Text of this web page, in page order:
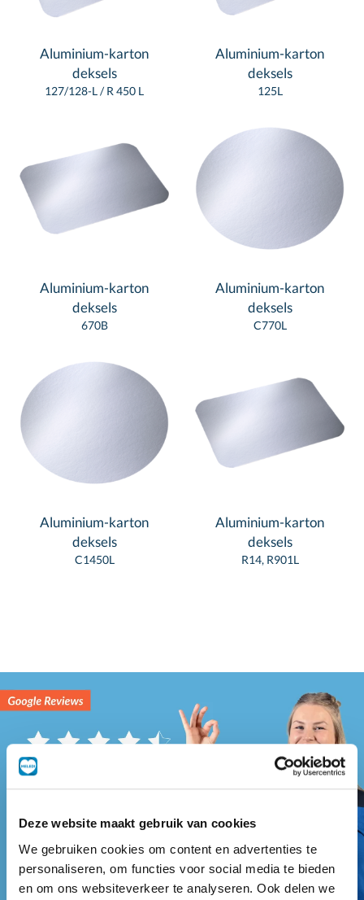
Deze website maakt gebruik van cookies
We gebruiken cookies om content en advertenties te
personaliseren, om functies voor social media te bieden
en om ons websiteverkeer te analyseren. Ook delen we
Aluminium-karton
deksels
127/128-L / R 450 L
Aluminium-karton
deksels
125L
Aluminium-karton
deksels
670B
Aluminium-karton
deksels
C770L
Aluminium-karton
deksels
C1450L
Aluminium-karton
deksels
R14, R901L